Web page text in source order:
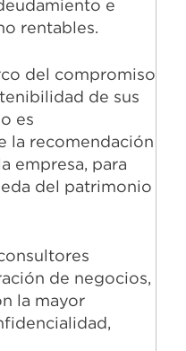
e
rentables.
del compromiso
de sus
es
la recomendación
empresa, para
del patrimonio
de negocios,
la mayor